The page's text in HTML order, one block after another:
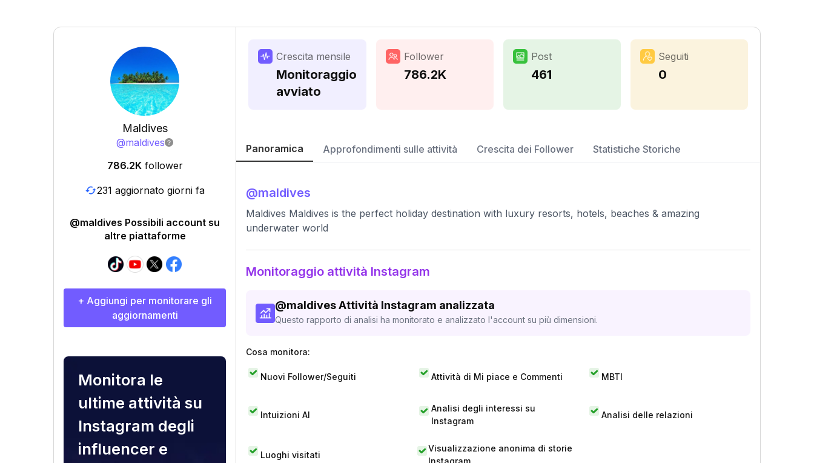
Maldives
@maldives
786.2K follower
231 aggiornato giorni fa
@maldives Possibili account su
altre piattaforme
+ Aggiungi per monitorare gli
aggiornamenti
Monitora le
ultime attività su
Instagram degli
influencer e
Crescita mensile
Monitoraggio
avviato
Follower
786.2K
Post
461
Seguiti
0
Panoramica Approfondimenti sulle attività Crescita dei Follower Statistiche Storiche
@maldives
Maldives Maldives is the perfect holiday destination with luxury resorts, hotels, beaches & amazing
underwater world
Monitoraggio attività Instagram
@maldivesAttività Instagram analizzata
Questo rapporto di analisi ha monitorato e analizzato l'account su più dimensioni.
Cosa monitora:
Nuovi Follower/Seguiti Attività di Mi piace e Commenti MBTI
Intuizioni AI
Analisi degli interessi su
Instagram
Analisi delle relazioni
Luoghi visitati
Visualizzazione anonima di storie
Instagram